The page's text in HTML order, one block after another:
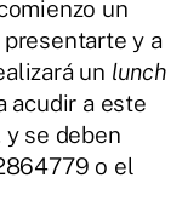
un
y a
un lunch
acudir a este
se deben
o el